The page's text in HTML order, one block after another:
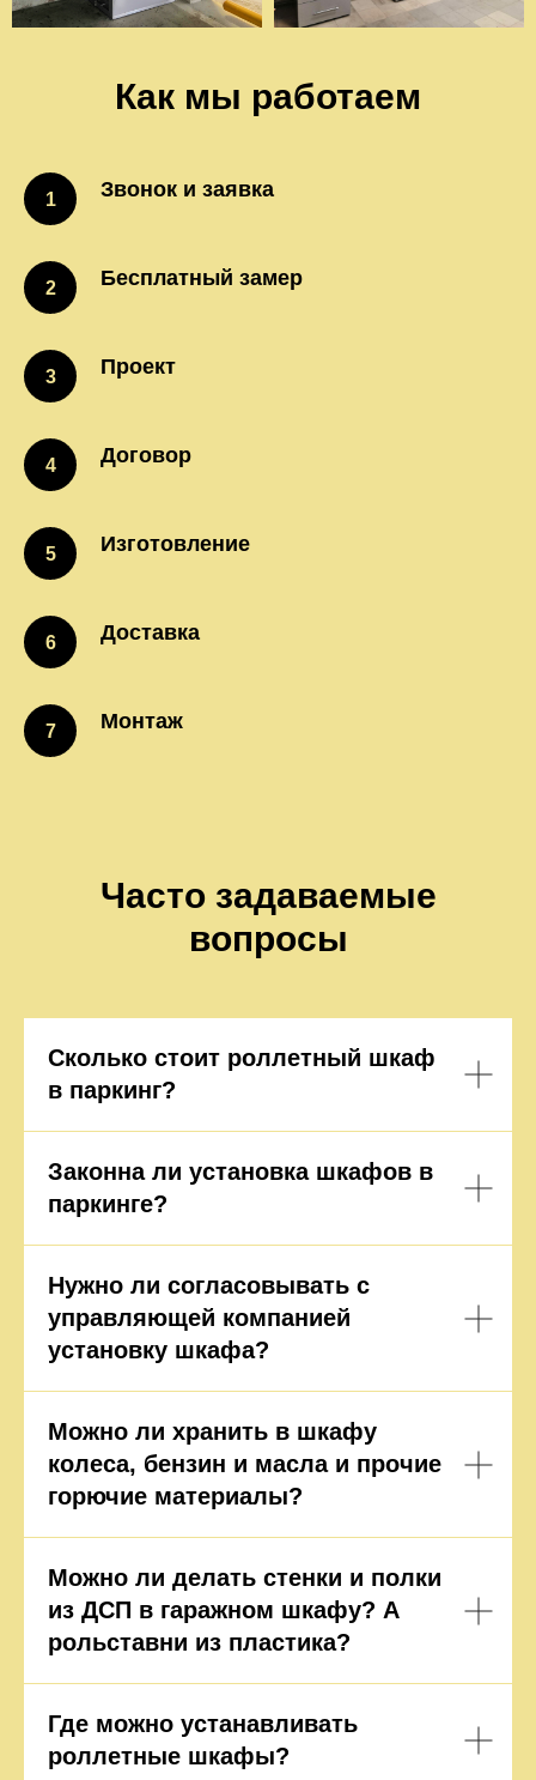
Как мы работаем
Звонок и заявка
Бесплатный замер
Проект
Договор
Изготовление
Доставка
Монтаж
Часто задаваемые
вопросы
Сколько стоит роллетный шкаф
в паркинг?
Законна ли установка шкафов в
паркинге?
Нужно ли согласовывать с
управляющей компанией
установку шкафа?
Можно ли хранить в шкафу
колеса, бензин и масла и прочие
горючие материалы?
Можно ли делать стенки и полки
из ДСП в гаражном шкафу? А
рольставни из пластика?
Где можно устанавливать
роллетные шкафы?